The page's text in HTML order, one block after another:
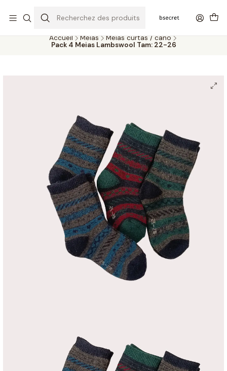
A 5 DIAS
Accueil Meias
Meias curtas / cano
Pack 4 Meias Lambswool Tam: 22-26